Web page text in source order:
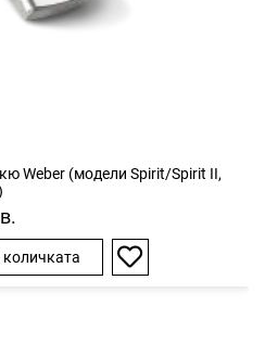
Weber (модели Spirit/Spirit II,
Добави